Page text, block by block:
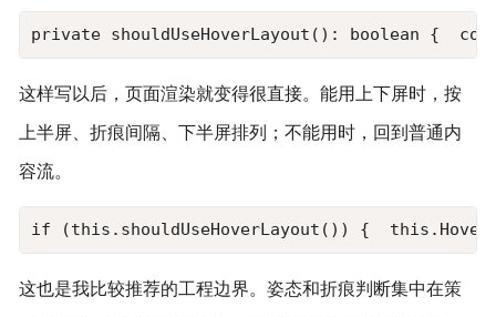
private shouldUseHoverLayout(): boolean {
这样写以后，页面渲染就变得很直接。能用上下屏时，按
上半屏、折痕间隔、下半屏排列；不能用时，回到普通内
容流。
if (this.shouldUseHoverLayout()) {
这也是我比较推荐的工程边界。姿态和折痕判断集中在策